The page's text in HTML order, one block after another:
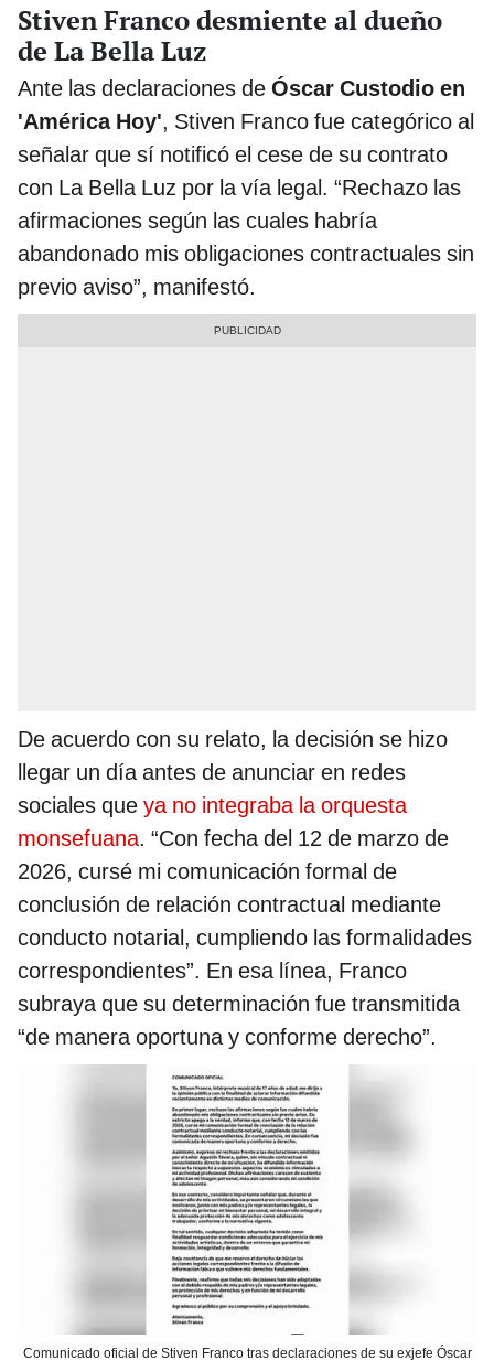
Stiven Franco desmiente al dueño
de La Bella Luz
Ante las declaraciones de Óscar Custodio en
'América Hoy', Stiven Franco fue categórico al
señalar que sí notificó el cese de su contrato
con La Bella Luz por la vía legal. “Rechazo las
afirmaciones según las cuales habría
abandonado mis obligaciones contractuales sin
previo aviso”, manifestó.
De acuerdo con su relato, la decisión se hizo
llegar un día antes de anunciar en redes
sociales que ya no integraba la orquesta
monsefuana. “Con fecha del 12 de marzo de
2026, cursé mi comunicación formal de
conclusión de relación contractual mediante
conducto notarial, cumpliendo las formalidades
correspondientes”. En esa línea, Franco
subraya que su determinación fue transmitida
“de manera oportuna y conforme derecho”.
Comunicado oficial de Stiven Franco tras declaraciones de su exjefe Óscar